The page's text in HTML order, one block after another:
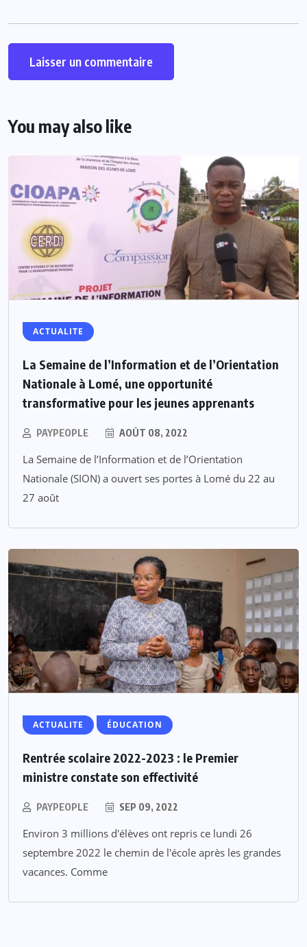
You may also like
ACTUALITE
La Semaine de l’Information et de l’Orientation
Nationale à Lomé, une opportunité
transformative pour les jeunes apprenants
PAYPEOPLE AOÛT 08, 2022
La Semaine de l’Information et de l’Orientation
Nationale (SION) a ouvert ses portes à Lomé du 22 au
27 août
ACTUALITE ÉDUCATION
Rentrée scolaire 2022-2023 : le Premier
ministre constate son effectivité
PAYPEOPLE SEP 09, 2022
Environ 3 millions d'élèves ont repris ce lundi 26
septembre 2022 le chemin de l'école après les grandes
vacances. Comme